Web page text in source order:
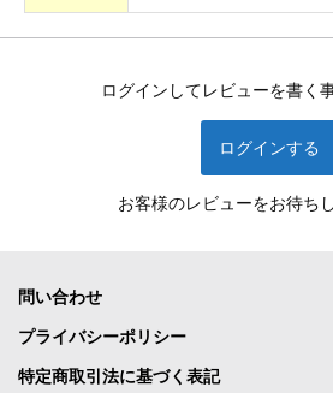
ログインしてレビューを書く
ログインする
お客様のレビューをお待ち
問い合わせ
プライバシーポリシー
特定商取引法に基づく表記